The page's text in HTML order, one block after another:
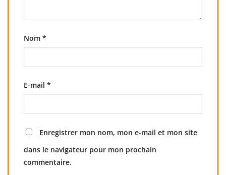
Nom *
E-mail *
Enregistrer mon nom, mon e-mail et mon site
dans le navigateur pour mon prochain
commentaire.